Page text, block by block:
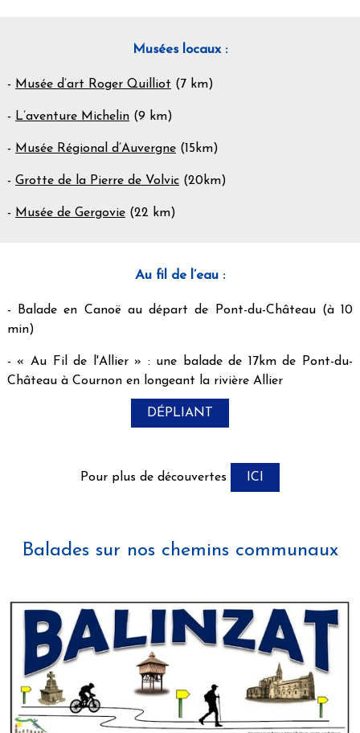
Musées locaux :
- Musée d’art Roger Quilliot (7 km)
- L’aventure Michelin(9 km)
- Musée Régional d’Auvergne(15km)
- Grotte de la Pierre de Volvic(20km)
- Musée de Gergovie(22 km)
Au fil de l’eau :
- Balade en Canoë au départ de Pont-du-Château (à 10
min)
- « Au Fil de l'Allier » : une balade de 17km de Pont-du-
Château à Cournon en longeant la rivière Allier
DÉPLIANT
Pour plus de découvertes ICI
Balades sur nos chemins communaux